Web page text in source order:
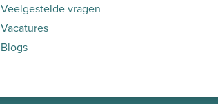
Veelgestelde vragen
Vacatures
Blogs